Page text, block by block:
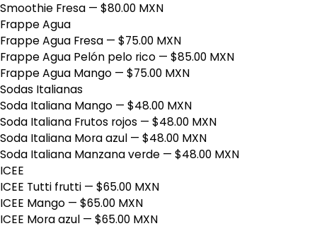
Smoothie Fresa — $80.00 MXN
Frappe Agua
Frappe Agua Fresa — $75.00 MXN
Frappe Agua Pelón pelo rico — $85.00 MXN
Frappe Agua Mango — $75.00 MXN
Sodas Italianas
Soda Italiana Mango — $48.00 MXN
Soda Italiana Frutos rojos — $48.00 MXN
Soda Italiana Mora azul — $48.00 MXN
Soda Italiana Manzana verde — $48.00 MXN
ICEE
ICEE Tutti frutti — $65.00 MXN
ICEE Mango — $65.00 MXN
ICEE Mora azul — $65.00 MXN